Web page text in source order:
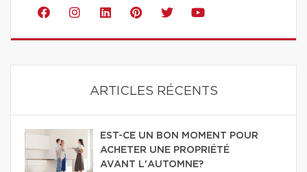
ARTICLES RÉCENTS
EST-CE UN BON MOMENT POUR
ACHETER UNE PROPRIÉTÉ
AVANT L'AUTOMNE?